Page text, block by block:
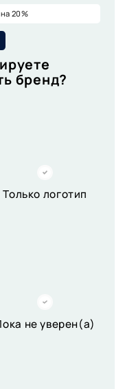
20%
бренд?
Только логотип
не уверен(а)